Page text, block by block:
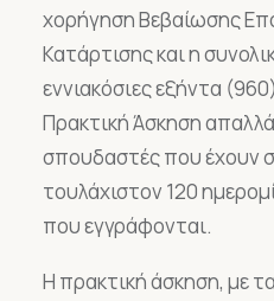
χορήγηση Βεβαίωσης
Κατάρτισης και η
εννιακόσιες εξήντα
Πρακτική Άσκηση
σπουδαστές που έχουν
τουλάχιστον 120
που εγγράφονται.
Η πρακτική άσκηση, με